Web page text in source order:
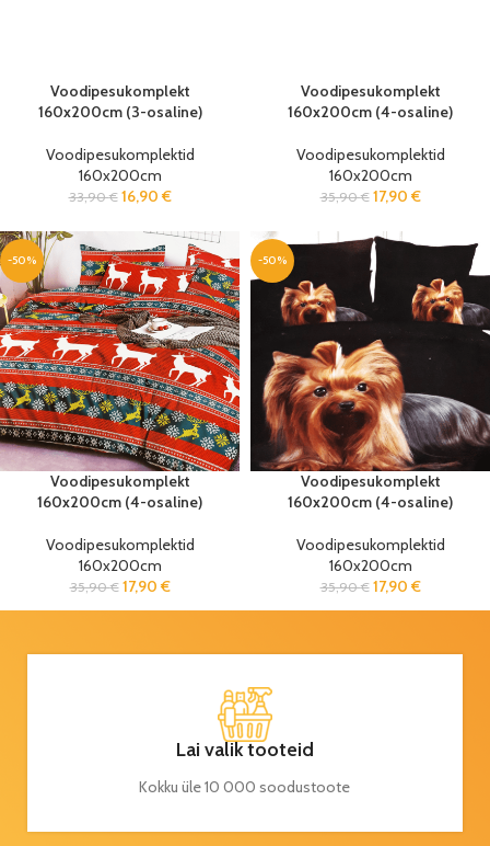
Voodipesukomplekt
160x200cm (3-osaline)
Voodipesukomplektid
160x200cm
33,90€ 16,90 €
Voodipesukomplekt
160x200cm (4-osaline)
Voodipesukomplektid
160x200cm
35,90€ 17,90 €
-50%
Voodipesukomplekt
160x200cm (4-osaline)
Voodipesukomplektid
160x200cm
35,90€ 17,90 €
-50%
Voodipesukomplekt
160x200cm (4-osaline)
Voodipesukomplektid
160x200cm
35,90€ 17,90 €
Lai valik tooteid
Kokku üle 10 000 soodustoote